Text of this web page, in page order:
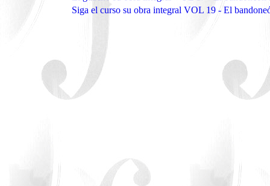
Siga el curso su obra integral VOL 19 - El